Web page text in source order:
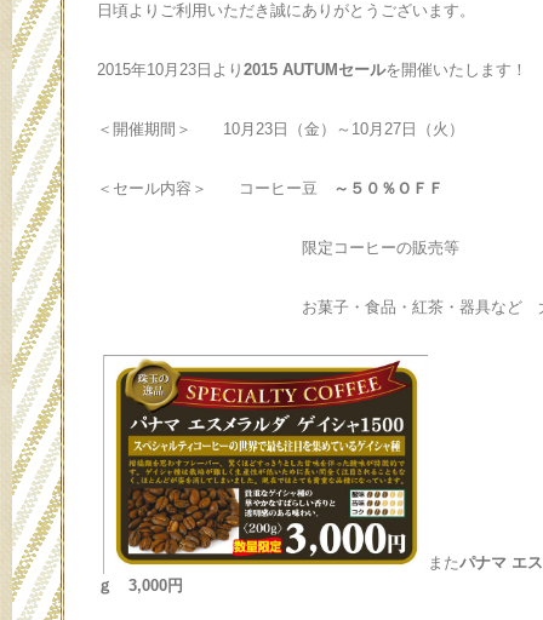
日頃よりご利用いただき誠にありがとうございます。
2015年10月23日より 2015 AUTUMセールを開催いたします！
＜開催期間＞ 10月23日（金）～10月27日（火）
＜セール内容＞ コーヒー豆 ～５０％ＯＦＦ
限定コーヒーの販売等
お菓子・食品・紅茶・器具など 大変
またパナマ エ
ｇ 3,000円